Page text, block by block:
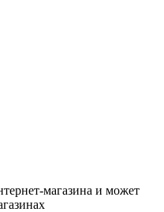
магазина и может